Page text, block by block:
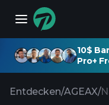
10$
Pro+
Entdecken/AGEAX/